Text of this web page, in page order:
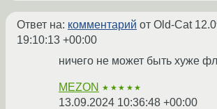
Ответ на: комментарий от Old-Cat
19:10:13 +00:00
ничего не может быть хуже
MEZON ★★★★★
13.09.2024 10:36:48 +00:00